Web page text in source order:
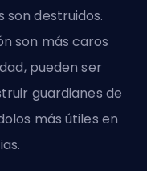
son destruidos.
son más caros
pueden ser
guardianes de
más útiles en